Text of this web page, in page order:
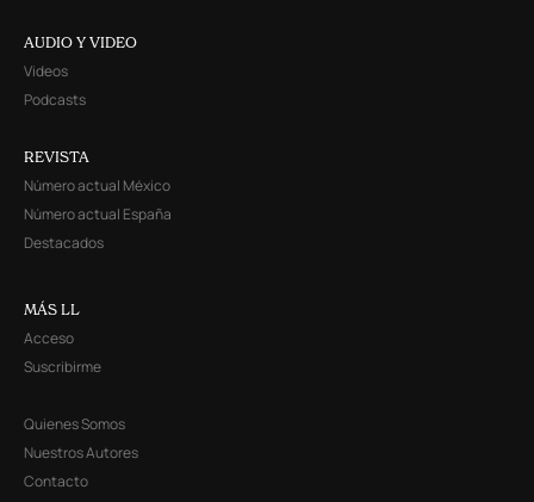
AUDIO Y VIDEO
Videos
Podcasts
REVISTA
Número actual México
Número actual España
Destacados
MÁS LL
Acceso
Suscribirme
Quienes Somos
Nuestros Autores
Contacto